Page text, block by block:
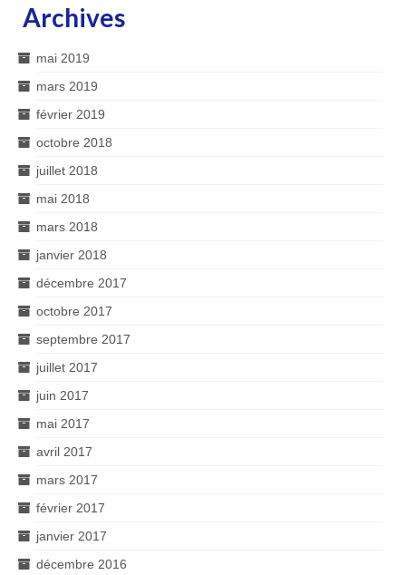
Archives
mai 2019
mars 2019
février 2019
octobre 2018
juillet 2018
mai 2018
mars 2018
janvier 2018
décembre 2017
octobre 2017
septembre 2017
juillet 2017
juin 2017
mai 2017
avril 2017
mars 2017
février 2017
janvier 2017
décembre 2016